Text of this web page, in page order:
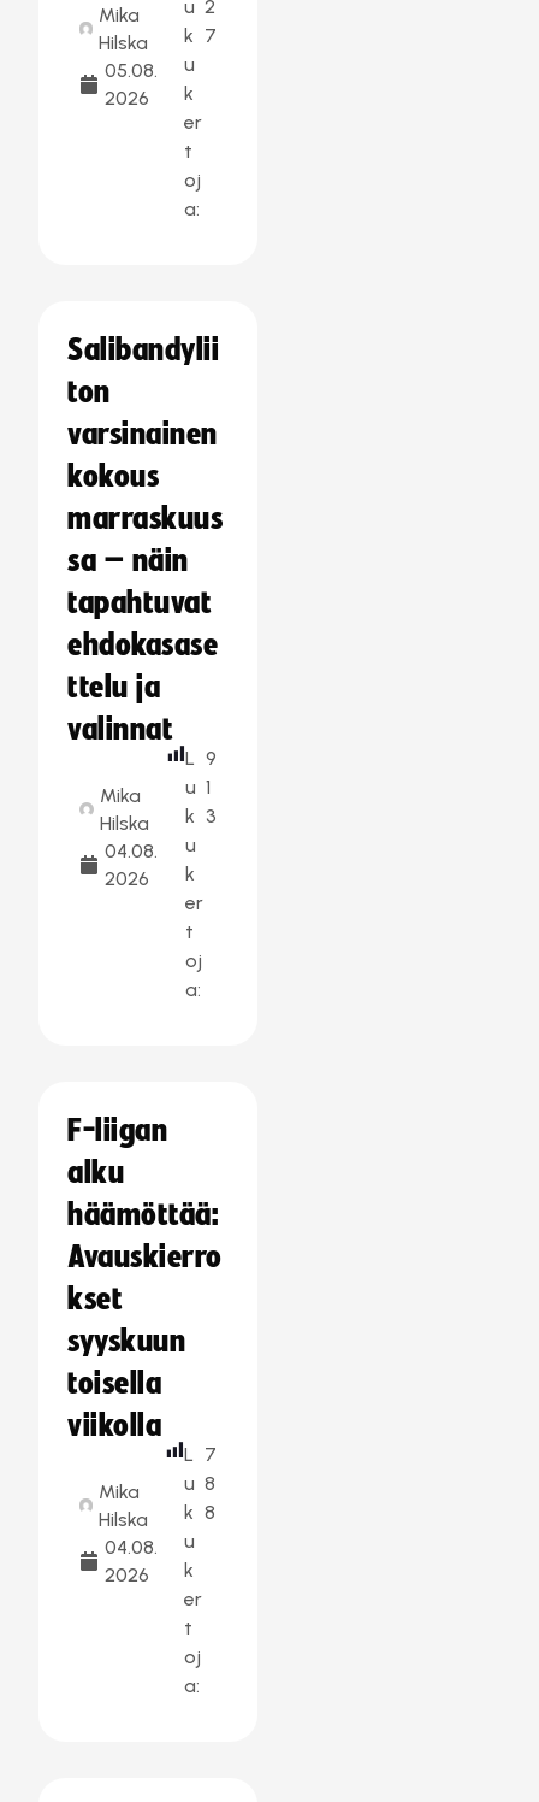
Mika
Hilska
05.08.
2026
u
k
u
k
er
t
oj
a:
2
7
Salibandylii
ton
varsinainen
kokous
marraskuus
sa – näin
tapahtuvat
ehdokasase
ttelu ja
valinnat
Mika
Hilska
04.08.
2026
L
u
k
u
k
er
t
oj
a:
9
1
3
F-liigan
alku
häämöttää:
Avauskierro
kset
syyskuun
toisella
viikolla
Mika
Hilska
04.08.
2026
L
u
k
u
k
er
t
oj
a:
7
8
8